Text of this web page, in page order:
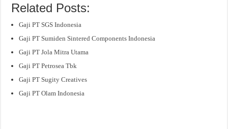
Related Posts:
Gaji PT SGS Indonesia
Gaji PT Sumiden Sintered Components Indonesia
Gaji PT Jola Mitra Utama
Gaji PT Petrosea Tbk
Gaji PT Sugity Creatives
Gaji PT Olam Indonesia